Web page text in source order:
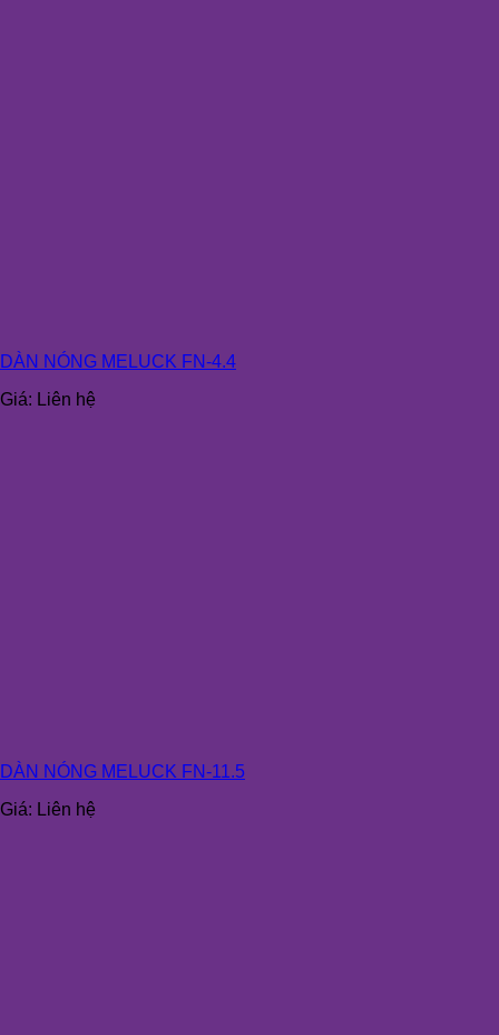
DÀN NÓNG MELUCK FN-4.4
Giá: Liên hệ
DÀN NÓNG MELUCK FN-11.5
Giá: Liên hệ